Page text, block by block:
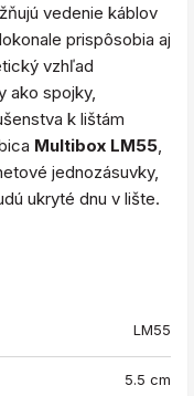
vedenie káblov
prispôsobia aj
vzhľad
ako spojky,
k lištám
Multibox LM55,
jednozásuvky,
ukryté dnu v lište.
LM55
5.5 cm